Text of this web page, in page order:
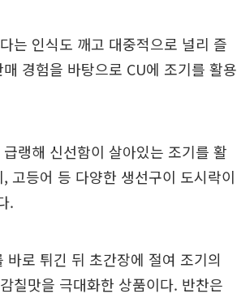
는 인식도 깨고 대중적으로 널리 즐
경험을 바탕으로 CU에 조기를 활용
랭해 신선함이 살아있는 조기를 활
고등어 등 다양한 생선구이 도시락이
.
바로 튀긴 뒤 초간장에 절여 조기의
칠맛을 극대화한 상품이다. 반찬은